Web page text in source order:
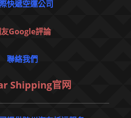
快遞空運公司
Google評論
聯絡我們
Shipping官网